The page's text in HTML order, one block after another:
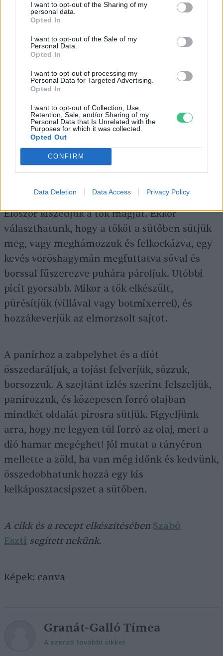
I want to opt-out of the Sharing of my
personal data.
Opted In
I want to opt-out of the Sale of my
Personal Data.
Opted In
I want to opt-out of processing my
Personal Data for Targeted Advertising.
Opted In
I want to opt-out of Collection, Use,
Retention, Sale, and/or Sharing of my
Personal Data that Is Unrelated with the
Purposes for which it was collected.
Opted Out
CONFIRM
Data Deletion Data Access Privacy Policy
5 ek darált dió
3 ek zabpehely
2 ek teljes kiőrlésű búzaliszt
3 db tojás
6 ek zsiradék (olaj, vaj vagy zsír)
só és fehérbors
Így készítsd el!
Először kiszedjük a tök magját. Ekkor
választhatunk, hogy a tököt a sütőben sütjük
meg, vagy meghámozzuk és felkockázva, egy
kevés vöröshagymán megfuttatva sóval és
borssal fűszerezve puhára pároljuk. Utóbbi
picit gyorsabb. Mikor a tök elkészült,
pürésítjük (villával vagy botmixerrel), és
hozzákeverjük az elmorzsolt sajtot.
A panírhoz a zabpelyhet és a diót
összedaráljuk, a tojást felverjük, sózzuk,
borsozzuk. A szejtánt ízlés szerint felszeljük,
panírozzuk, és közepesen forró olajban
mindkét oldalát pirosra sütjük. Figyeljünk
arra, hogy ne legyen túl forró az olaj, mert a
dió hamar megéghet! Jól mutat a tányéron
mellette a zöld, ha van még időnk és kedvünk,
összedobhatunk hozzá egy kis
kelkáposztacsipszet a sütőben.
A cikk és a recept elkészítésében Szabó
Eszti segített nekünk.
Képek: canva
Granát-Galló Tímea
A szerző további cikkei